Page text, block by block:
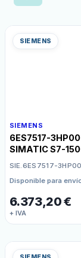
SIEMENS
SIEMENS
6ES7517-
SIMATIC S7-
SIE.6ES7517-
Disponible para
6.373,20€
+ IVA